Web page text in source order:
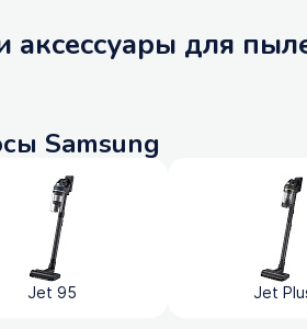
аксессуары для
Samsung
Jet 95 Jet